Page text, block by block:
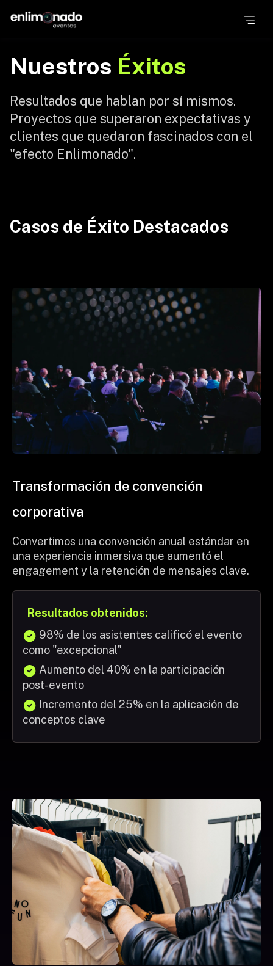
Exitos
Nuestros Éxitos
Resultados que hablan por sí mismos.
Proyectos que superaron expectativas y
clientes que quedaron fascinados con el
"efecto Enlimonado".
Casos de Éxito Destacados
Transformación de convención
corporativa
Convertimos una convención anual estándar en
una experiencia inmersiva que aumentó el
engagement y la retención de mensajes clave.
Resultados obtenidos:
98% de los asistentes calificó el evento
como "excepcional"
Aumento del 40% en la participación
post-evento
Incremento del 25% en la aplicación de
conceptos clave